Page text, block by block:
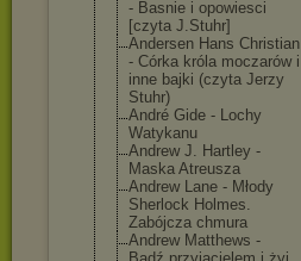
- Basnie i opowiesci
[czyta J.Stuhr]
Andersen Hans Christian
- Córka króla moczarów i
inne bajki (czyta Jerzy
Stuhr)
André Gide - Lochy
Watykanu
Andrew J. Hartley -
Maska Atreusza
Andrew Lane - Młody
Sherlock Holmes.
Zabójcza chmura
Andrew Matthews -